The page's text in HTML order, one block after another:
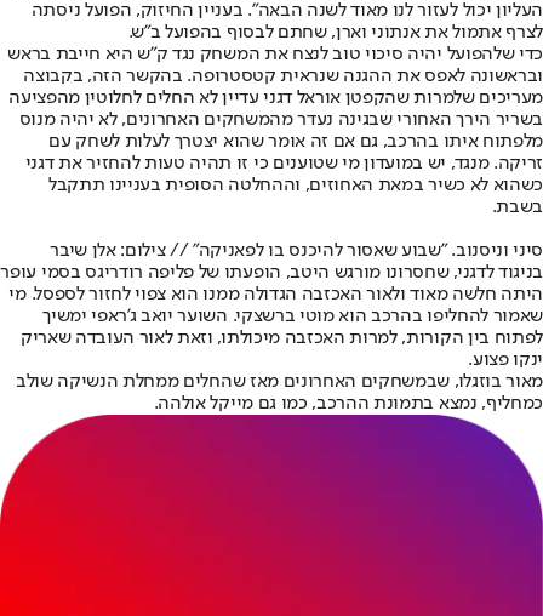
העליון יכול לעזור לנו מאוד לשנה הבאה". בעניין החיזוק, הפועל ניסתה
לצרף אתמול את אנתוני וארן, שחתם לבסוף בהפועל ב"ש.
כדי שלהפועל יהיה סיכוי טוב לנצח את המשחק נגד ק"ש היא חייבת בראש
ובראשונה לאפס את ההגנה שנראית קטסטרופה. בהקשר הזה, בקבוצה
מעריכים שלמרות שהקפטן אוראל דגני עדיין לא החלים לחלוטין מהפציעה
בשריר הירך האחורי שבגינה נעדר מהמשחקים האחרונים, לא יהיה מנוס
מלפתוח איתו בהרכב, גם אם זה אומר שהוא יצטרך לעלות לשחק עם
זריקה. מנגד, יש במועדון מי שטוענים כי זו תהיה טעות להחזיר את דגני
כשהוא לא כשיר במאת האחוזים, וההחלטה הסופית בעניינו תתקבל
בשבת.
סיני וניסנוב. "שבוע שאסור להיכנס בו לפאניקה" // צילום: אלן שיבר
בניגוד לדגני, שחסרונו מורגש היטב, הופעתו של פליפה רודריגס בסמי עופר
היתה חלשה מאוד ולאור האכזבה הגדולה ממנו הוא צפוי לחזור לספסל. מי
שאמור להחליפו בהרכב הוא מוטי ברשצקי. השוער יואב ג'ראפי ימשיך
לפתוח בין הקורות, למרות האכזבה מיכולתו, וזאת לאור העובדה שאריק
ינקו פצוע.
מאור בוזגלו, שבמשחקים האחרונים מאז שהחלים ממחלת הנשיקה שולב
כמחליף, נמצא בתמונת ההרכב, כמו גם מייקל אולהה.